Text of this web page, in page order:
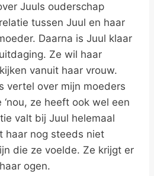
Juuls ouderschap
tussen Juul en haar
Daarna is Juul klaar
Ze wil haar
vanuit haar vrouw.
vertel over mijn moeders
‘nou, ze heeft ook wel een
valt bij Juul helemaal
haar nog steeds niet
die ze voelde. Ze krijgt er
ogen.